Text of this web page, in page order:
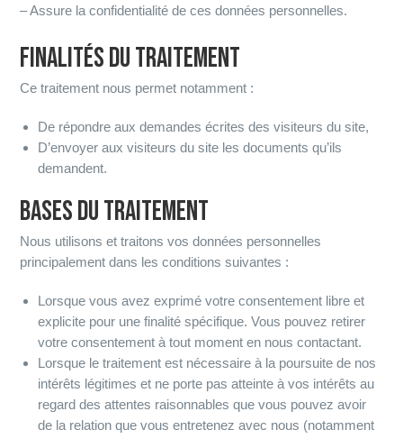
– Assure la confidentialité de ces données personnelles.
FINALITÉS DU TRAITEMENT
Ce traitement nous permet notamment :
De répondre aux demandes écrites des visiteurs du site,
D’envoyer aux visiteurs du site les documents qu’ils
demandent.
BASES DU TRAITEMENT
Nous utilisons et traitons vos données personnelles
principalement dans les conditions suivantes :
Lorsque vous avez exprimé votre consentement libre et
explicite pour une finalité spécifique. Vous pouvez retirer
votre consentement à tout moment en nous contactant.
Lorsque le traitement est nécessaire à la poursuite de nos
intérêts légitimes et ne porte pas atteinte à vos intérêts au
regard des attentes raisonnables que vous pouvez avoir
de la relation que vous entretenez avec nous (notamment